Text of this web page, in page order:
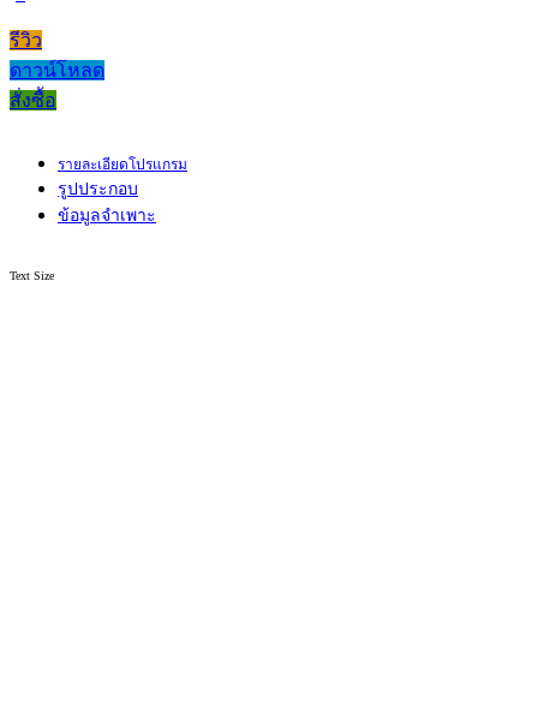
รีวิว
ดาวน์โหลด
สั่งซื้อ
รายละเอียดโปรแกรม
รูปประกอบ
ข้อมูลจำเพาะ
Text Size